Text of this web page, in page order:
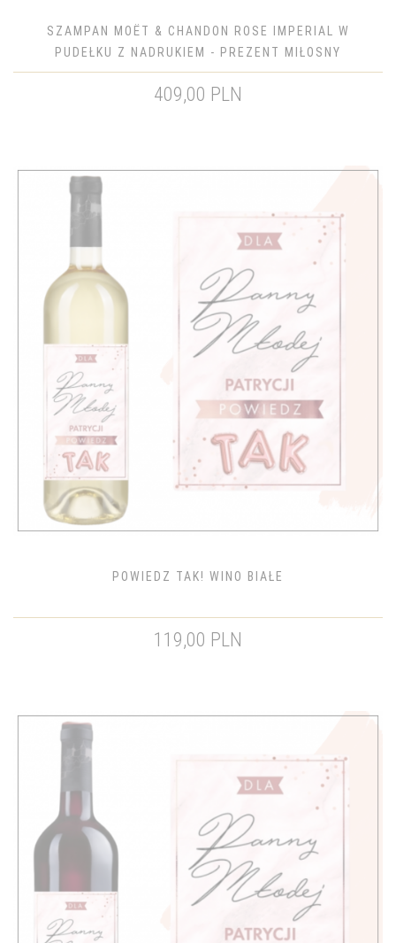
SZAMPAN MOËT & CHANDON ROSE IMPERIAL W
PUDEŁKU Z NADRUKIEM - PREZENT MIŁOSNY
409,00 PLN
POWIEDZ TAK! WINO BIAŁE
119,00 PLN